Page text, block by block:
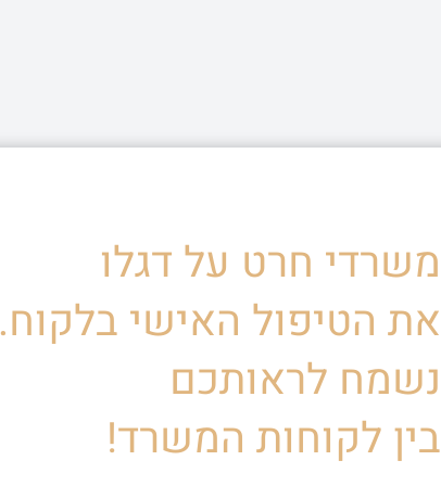
משרדי חרט על דגלו
את הטיפול האישי בלקוח.
נשמח לראותכם
בין לקוחות המשרד!